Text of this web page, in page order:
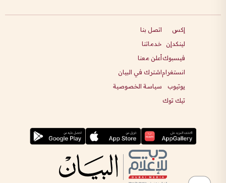
إكس
لينكدإن
فيسبوك
انستغرام
يوتيوب
تيك توك
اتصل بنا
خدماتنا
أعلن معنا
اشترك في البيان
سياسة الخصوصية